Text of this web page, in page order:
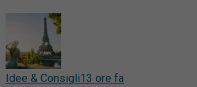
Idee & Consigli13 ore fa